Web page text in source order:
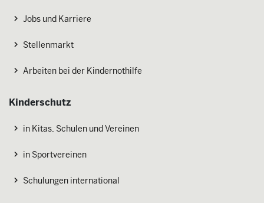
Jobs und Karriere
Stellenmarkt
Arbeiten bei der Kindernothilfe
Kinderschutz
in Kitas, Schulen und Vereinen
in Sportvereinen
Schulungen international